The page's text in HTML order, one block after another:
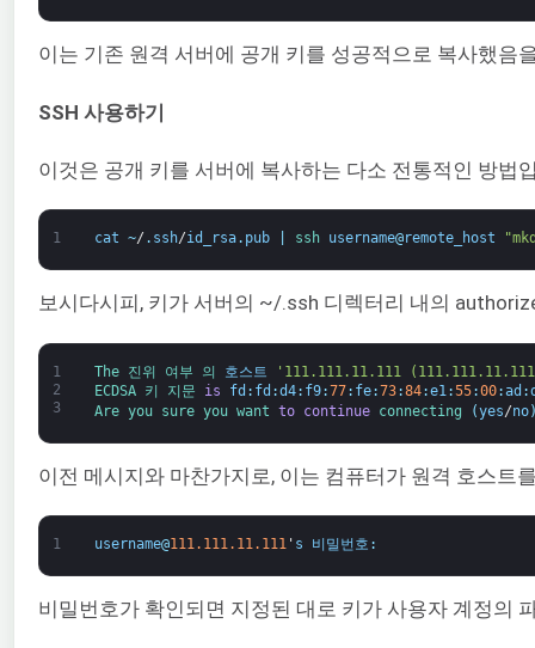
이는 기존 원격 서버에 공개 키를 성공적으로 복사했음
SSH 사용하기
이것은 공개 키를 서버에 복사하는 다소 전통적인 방법
1 cat ~/ . ssh/id_rsa. pub ssh username@remote_host
보시다시피, 키가 서버의 ~/.ssh 디렉터리 내의
1
2
3
The 진위 여부 의 호스트
'111.111.11.111
ECDSA 키 지문 is fd : fd :d4: f9:77: fe:73:84:e1:55:00:ad :
Are you sure you want to continue connecting (yes/no
이전 메시지와 마찬가지로, 이는 컴퓨터가 원격 호스트
1 username@111.111.11.111' s 비밀번호 :
비밀번호가 확인되면 지정된 대로 키가 사용자 계정의